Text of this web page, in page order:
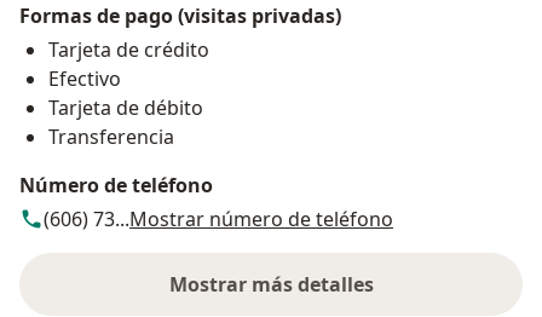
Formas de pago (visitas privadas)
Tarjeta de crédito
Efectivo
Tarjeta de débito
Transferencia
Número de teléfono
(606) 73...Mostrar número de teléfono
Mostrar más detalles
sobre la dirección